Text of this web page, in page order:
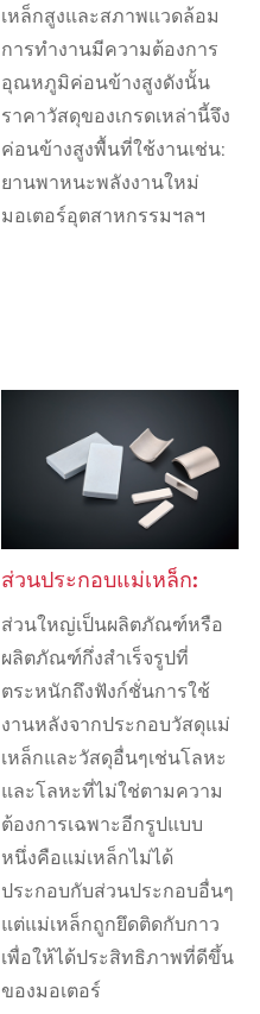
เหล็กสูงและสภาพแวดล้อม
การทำงานมีความต้องการ
อุณหภูมิค่อนข้างสูงดังนั้น
ราคาวัสดุของเกรดเหล่านี้จึง
ค่อนข้างสูงพื้นที่ใช้งานเช่น:
ยานพาหนะพลังงานใหม่
มอเตอร์อุตสาหกรรมฯลฯ
ส่วนประกอบแม่เหล็ก:
ส่วนใหญ่เป็นผลิตภัณฑ์หรือ
ผลิตภัณฑ์กึ่งสำเร็จรูปที่
ตระหนักถึงฟังก์ชั่นการใช้
งานหลังจากประกอบวัสดุแม่
เหล็กและวัสดุอื่นๆเช่นโลหะ
และโลหะที่ไม่ใช่ตามความ
ต้องการเฉพาะอีกรูปแบบ
หนึ่งคือแม่เหล็กไม่ได้
ประกอบกับส่วนประกอบอื่นๆ
แต่แม่เหล็กถูกยึดติดกับกาว
เพื่อให้ได้ประสิทธิภาพที่ดีขึ้น
ของมอเตอร์